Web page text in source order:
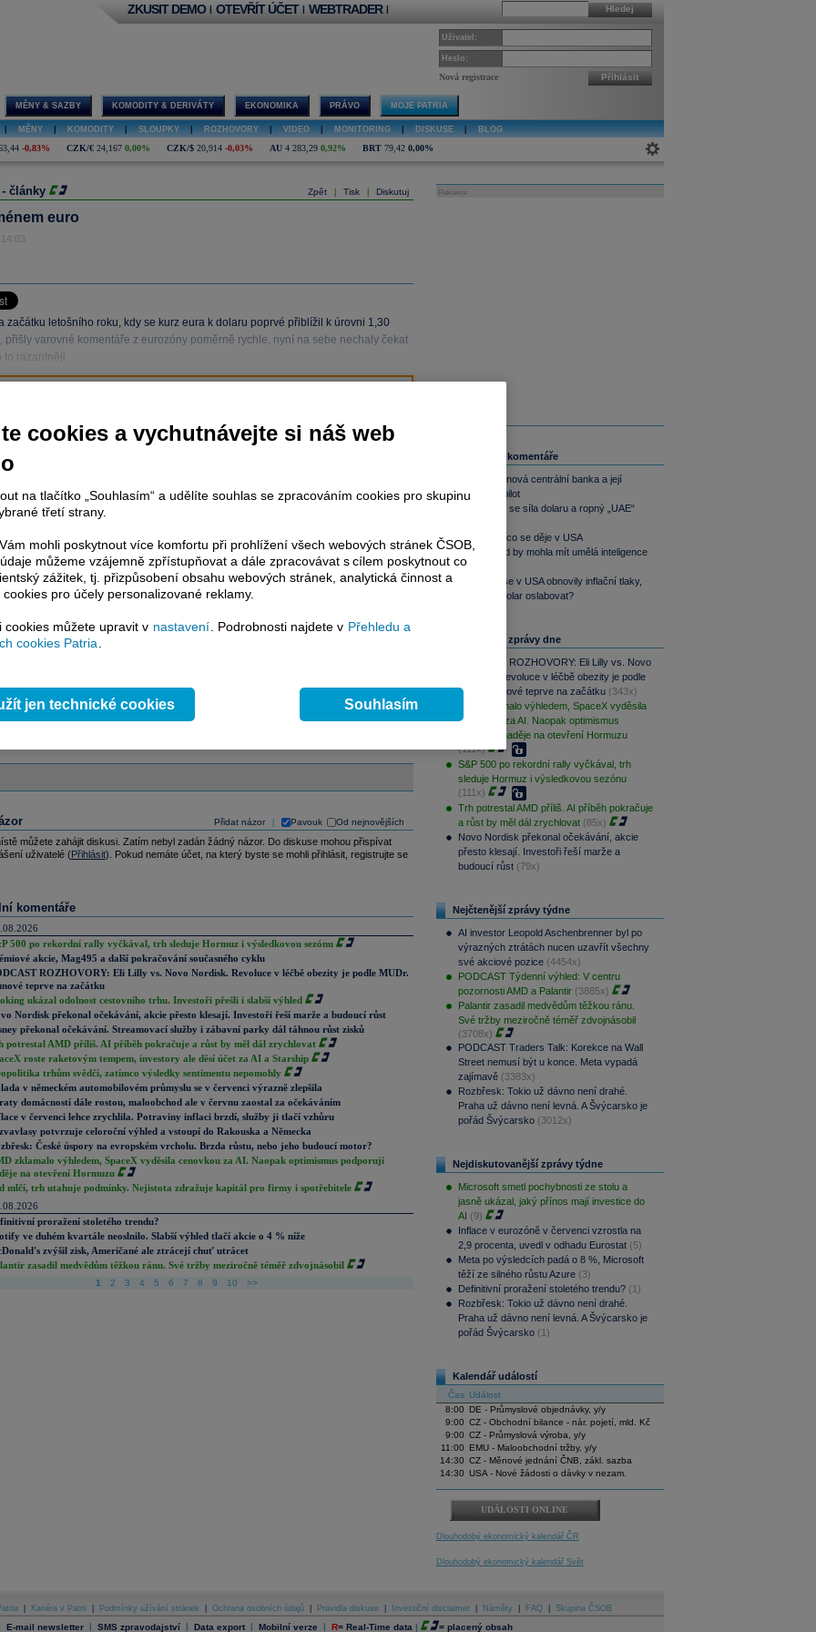
Hledej
ZKUSIT DEMO | OTEVŘÍT ÚČET | WEBTRADER |
Uživatel:
Heslo:
Nová registrace Přihlásit
MĚNY & SAZBY KOMODITY & DERIVÁTY EKONOMIKA PRÁVO MOJE PATRIA
MĚNY KOMODITY SLOUPKY ROZHOVORY VIDEO MONITORING DISKUSE BLOG
-0,83% CZK/€ 24,167 0,00% CZK/$ 20,914 -0,03% AU 4 283,29 0,92% BRT 79,42 0,00%
Zpět Tisk Diskutuj
- články
euro
začátku letošního roku, kdy se kurz eura k dolaru poprvé přiblížil k úrovni 1,30
přišly varovné komentáře z eurozóny poměrně rychle, nyní na sebe nechaly čekat
to razantněji.
článku je dostupné jen klientům placených služebPatria Plus/
případně uživatelům platformy Patria Direct
služeb, potom je nutné se
placeného informačního servisu získáte
kekompletnímu zpravodajství
komentáře a horké zprávy jsou
terminálovou metodou (bez nutnosti obnovovat stránku) bez
a v plné verzi.
zpravodajství, ale i další služby získáte v Patria Plus / Investor Plus -
mailovézpravodajství,
z finančních trhů v reálném čase, kompletní
Přidat názor Pavouk Od nejnovějších
můžete zahájit diskusi. Zatím nebyl zadán žádný názor. Do diskuse mohou přispívat
uživatelé (Přihlásit). Pokud nemáte účet, na který byste se mohli přihlásit, registrujte se
komentáře
500 po rekordní rally vyčkával, trh sleduje Hormuz i výsledkovou sezónu
akcie, Mag495 a další pokračování současného cyklu
ROZHOVORY: Eli Lilly vs. Novo Nordisk. Revoluce v léčbě obezity je podle MUDr.
teprve na začátku
ukázal odolnost cestovního trhu. Investoři přešli i slabší výhled
Nordisk překonal očekávání, akcie přesto klesají. Investoři řeší marže a budoucí růst
překonal očekávání. Streamovací služby i zábavní parky dál táhnou růst zisků
potrestal AMD příliš. AI příběh pokračuje a růst by měl dál zrychlovat
roste raketovým tempem, investory ale děsí účet za AI a Starship
trhům svědčí, zatímco výsledky sentimentu nepomohly
v německém automobilovém průmyslu se v červenci výrazně zlepšila
domácností dále rostou, maloobchod ale v červnu zaostal za očekáváním
v červenci lehce zrychlila. Potraviny inflaci brzdí, služby ji tlačí vzhůru
potvrzuje celoroční výhled a vstoupí do Rakouska a Německa
České úspory na evropském vrcholu. Brzda růstu, nebo jeho budoucí motor?
zklamalo výhledem, SpaceX vyděsila cenovkou za AI. Naopak optimismus podporují
na otevření Hormuzu
mlčí, trh utahuje podmínky. Nejistota zdražuje kapitál pro firmy i spotřebitele
proražení stoletého trendu?
ve duhém kvartále neoslnilo. Slabší výhled tlačí akcie o 4 % níže
zvýšil zisk, Američané ale ztrácejí chuť utrácet
zasadil medvědům těžkou ránu. Své tržby meziročně téměř zdvojnásobil
1 2 3 4 5 6 7 8 9 10 >>
Reklama
Související komentáře
Trhy, staronová centrální banka a její
superautopilot
Obnovující se síla dolaru a ropný „UAE“
Dolar a to, co se děje v USA
Jaký dopad by mohla mít umělá inteligence
na dolar?
Pokud by se v USA obnovily inflační tlaky,
neměl by dolar oslabovat?
Nejčtenější zprávy dne
PODCAST ROZHOVORY: Eli Lilly vs. Novo
Nordisk. Revoluce v léčbě obezity je podle
MUDr. Kunové teprve na začátku (343x)
AMD zklamalo výhledem, SpaceX vyděsila
cenovkou za AI. Naopak optimismus
podporují naděje na otevření Hormuzu
(111x)
S&P 500 po rekordní rally vyčkával, trh
sleduje Hormuz i výsledkovou sezónu
(111x)
Trh potrestal AMD příliš. AI příběh pokračuje
a růst by měl dál zrychlovat (85x)
Novo Nordisk překonal očekávání, akcie
přesto klesají. Investoři řeší marže a
budoucí růst (79x)
Nejčtenější zprávy týdne
AI investor Leopold Aschenbrenner byl po
výrazných ztrátách nucen uzavřít všechny
své akciové pozice (4454x)
PODCAST Týdenní výhled: V centru
pozornosti AMD a Palantir (3885x)
Palantir zasadil medvědům těžkou ránu.
Své tržby meziročně téměř zdvojnásobil
(3708x)
PODCAST Traders Talk: Korekce na Wall
Street nemusí být u konce. Meta vypadá
zajímavě (3383x)
Rozbřesk: Tokio už dávno není drahé.
Praha už dávno není levná. A Švýcarsko je
pořád Švýcarsko (3012x)
Nejdiskutovanější zprávy týdne
Microsoft smetl pochybnosti ze stolu a
jasně ukázal, jaký přínos mají investice do
AI (9)
Inflace v eurozóně v červenci vzrostla na
2,9 procenta, uvedl v odhadu Eurostat (5)
Meta po výsledcích padá o 8 %, Microsoft
těží ze silného růstu Azure (3)
Definitivní proražení stoletého trendu? (1)
Rozbřesk: Tokio už dávno není drahé.
Praha už dávno není levná. A Švýcarsko je
pořád Švýcarsko (1)
Kalendář událostí
Čas Událost
8:00
DE - Průmyslové objednávky, y/y
9:00 CZ - Obchodní bilance - nár. pojetí, mld. Kč
9:00 CZ - Průmyslová výroba, y/y
11:00
EMU - Maloobchodní tržby, y/y
14:30 CZ - Měnové jednání ČNB, zákl. sazba
14:30 USA - Nové žádosti o dávky v nezam.
UDÁLOSTI ONLINE
Dlouhodobý ekonomický kalendář ČR
Dlouhodobý ekonomický kalendář Svět
Kariéra v Patrii Podmínky užívání stránek Ochrana osobních údajů Pravidla diskuse Investiční disclaimer Náměty FAQ Skupina ČSOB
E-mail newsletter | SMS zpravodajství | Data export | Mobilní verze | R= Real-Time data | = placený obsah
cookies a vychutnávejte si náš web
na tlačítko „Souhlasím“ a udělíte souhlas se zpracováním cookies pro skupinu
třetí strany.
mohli poskytnout více komfortu při prohlížení všech webových stránek ČSOB,
můžeme vzájemně zpřístupňovat a dále zpracovávat s cílem poskytnout co
zážitek, tj. přizpůsobení obsahu webových stránek, analytická činnost a
pro účely personalizované reklamy.
cookies můžete upravit v nastavení . Podrobnosti najdete v Přehledu a
cookies Patria
jen technické cookies Souhlasím